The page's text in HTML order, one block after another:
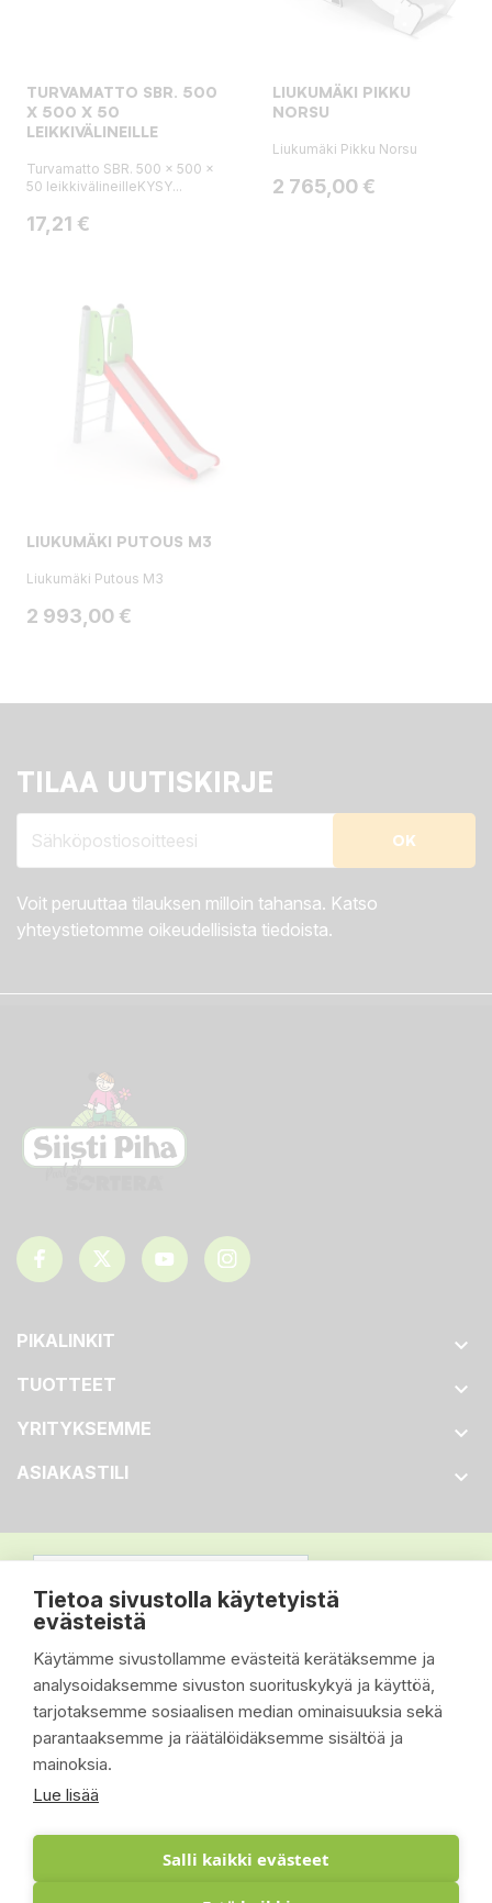
Tietoa sivustolla käytetyistä
evästeistä
Käytämme sivustollamme evästeitä kerätäksemme ja
analysoidaksemme sivuston suorituskykyä ja käyttöä,
tarjotaksemme sosiaalisen median ominaisuuksia sekä
parantaaksemme ja räätälöidäksemme sisältöä ja
mainoksia.
Lue lisää
Salli kaikki evästeet
TURVAMATTO SBR. 500
X 500 X 50
LEIKKIVÄLINEILLE
Turvamatto SBR. 500 x 500 x
50 leikkivälineilleKYSY...
Hinta
17,21 €
LIUKUMÄKI PIKKU
NORSU
Liukumäki Pikku Norsu
Hinta
2 765,00 €
LIUKUMÄKI PUTOUS M3
Liukumäki Putous M3
Hinta
2 993,00 €
TILAA UUTISKIRJE
Voit peruuttaa tilauksen milloin tahansa. Katso
yhteystietomme oikeudellisista tiedoista.
PIKALINKIT 
TUOTTEET 
YRITYKSEMME 
ASIAKASTILI 